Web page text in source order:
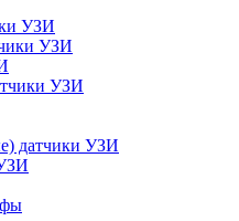
УЗИ
УЗИ
УЗИ
датчики УЗИ